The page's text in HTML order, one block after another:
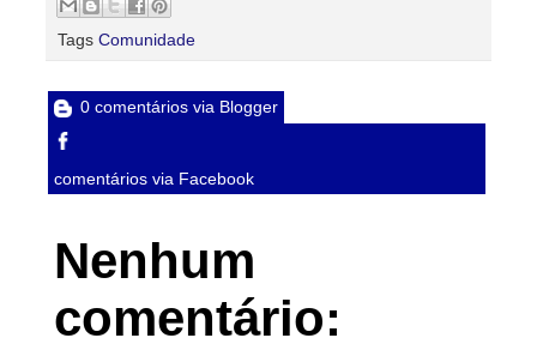
Tags Comunidade
0 comentários via Blogger
comentários via Facebook
Nenhum
comentário: